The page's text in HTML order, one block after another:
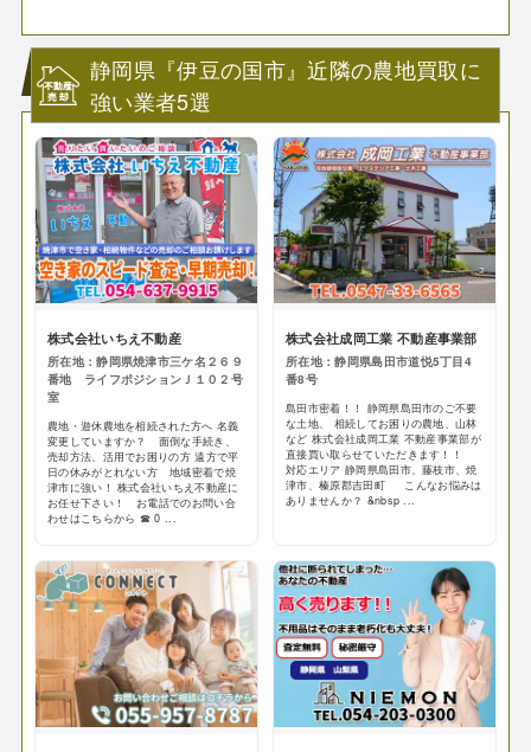
静岡県『伊豆の国市』近隣の農地買取に
強い業者5選
株式会社いちえ不動産
所在地：静岡県焼津市三ケ名２６９
番地 ライフポジションＪ１０２号
室
農地・遊休農地を相続された方へ 名義
変更していますか？ 面倒な手続き、
売却方法、活用でお困りの方 遠方で平
日の休みがとれない方 地域密着で焼
津市に強い！ 株式会社いちえ不動産に
お任せ下さい！ お電話でのお問い合
わせはこちらから ☎ 0 ...
株式会社成岡工業 不動産事業部
所在地：静岡県島田市道悦5丁目4
番8号
島田市密着！！ 静岡県島田市のご不要
な土地、 相続してお困りの農地、山林
など 株式会社成岡工業 不動産事業部が
直接買い取らせていただきます！！
対応エリア 静岡県島田市、藤枝市、焼
津市、榛原郡吉田町 こんなお悩みは
ありませんか？ &nbsp ...